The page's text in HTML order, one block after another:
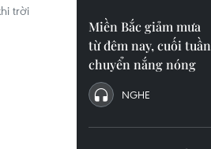
trời
Miền Bắc giảm mưa
từ đêm nay, cuối tuần
chuyển nắng nóng
NGHE